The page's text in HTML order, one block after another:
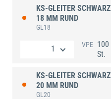
KS-GLEITER SCHWARZ
18 MM RUND
GL18
VPE 100
St.
KS-GLEITER SCHWARZ
20 MM RUND
GL20